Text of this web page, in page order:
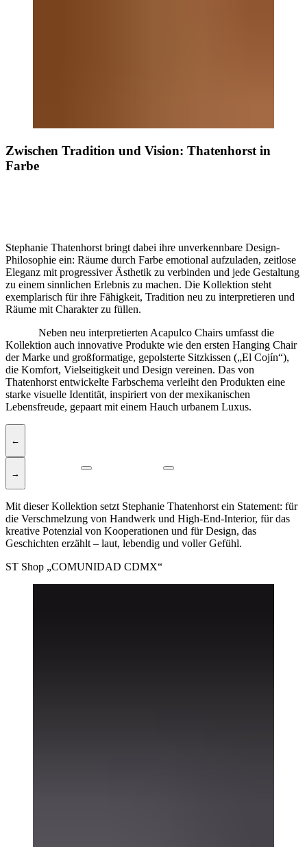
Zwischen Tradition und Vision: Thatenhorst in
Farbe
Stephanie Thatenhorst bringt dabei ihre unverkennbare Design-
Philosophie ein: Räume durch Farbe emotional aufzuladen, zeitlose
Eleganz mit progressiver Ästhetik zu verbinden und jede Gestaltung
zu einem sinnlichen Erlebnis zu machen. Die Kollektion steht
exemplarisch für ihre Fähigkeit, Tradition neu zu interpretieren und
Räume mit Charakter zu füllen.
Neben neu interpretierten Acapulco Chairs umfasst die
Kollektion auch innovative Produkte wie den ersten Hanging Chair
der Marke und großformatige, gepolsterte Sitzkissen („El Cojín“),
die Komfort, Vielseitigkeit und Design vereinen. Das von
Thatenhorst entwickelte Farbschema verleiht den Produkten eine
starke visuelle Identität, inspiriert von der mexikanischen
Lebensfreude, gepaart mit einem Hauch urbanem Luxus.
←
→
Mit dieser Kollektion setzt Stephanie Thatenhorst ein Statement: für
die Verschmelzung von Handwerk und High-End-Interior, für das
kreative Potenzial von Kooperationen und für Design, das
Geschichten erzählt – laut, lebendig und voller Gefühl.
ST Shop „COMUNIDAD CDMX“